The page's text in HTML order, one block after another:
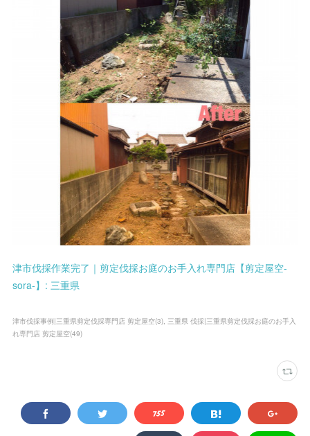
津市伐採作業完了｜剪定伐採お庭のお手入れ専門店【剪定屋空-
sora-】: 三重県
津市伐採事例|三重県剪定伐採専門店 剪定屋空(3) 三重県 伐採|三重県剪定伐採お庭のお手入
れ専門店 剪定屋空(49)